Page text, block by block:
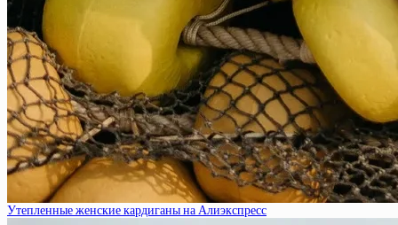
Утепленные женские кардиганы на Алиэкспресс